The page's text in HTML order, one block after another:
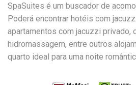
SpaSuites é um buscador de
Poderá encontrar hotéis com
apartamentos com jacuzzi privado,
hidromassagem, entre outros
quarto ideal para uma noite